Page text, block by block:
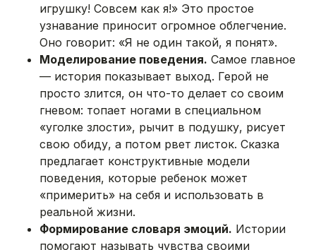
игрушку! Совсем как я!» Это простое
узнавание приносит огромное облегчение.
Оно говорит: «Я не один такой, я понят».
Моделирование поведения. Самое главное
— история показывает выход. Герой не
просто злится, он что-то делает со своим
гневом: топает ногами в специальном
«уголке злости», рычит в подушку, рисует
свою обиду, а потом рвет листок. Сказка
предлагает конструктивные модели
поведения, которые ребенок может
«примерить» на себя и использовать в
реальной жизни.
Формирование словаря эмоций. Истории
помогают называть чувства своими